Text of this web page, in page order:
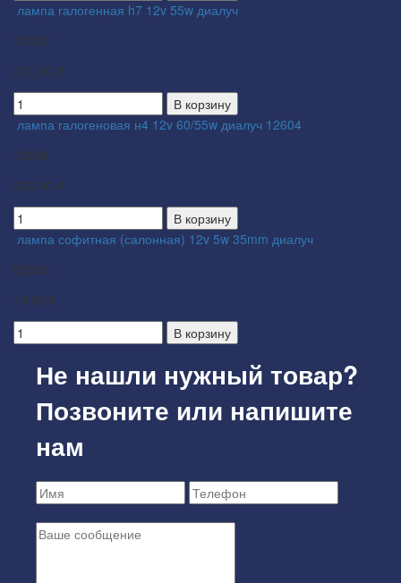
лампа галогенная h7 12v 55w диалуч
12557
210.00 ₽
В корзину
лампа галогеновая н4 12v 60/55w диалуч 12604
12604
230.00 ₽
В корзину
лампа софитная (салонная) 12v 5w 35mm диалуч
92905
10.00 ₽
В корзину
Не нашли нужный товар?
Позвоните или напишите
нам